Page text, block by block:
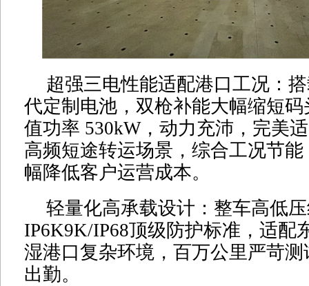
超强三电性能适配港口工况：
代定制电池，双枪补能大幅缩短
值功率 530kW，动力充沛，完美
高频短途转运场景，综合工况节能
幅降低客户运营成本。
轻量化高承载设计：整车高低
IP6K9K/IP68顶级防护标准，适配
湿港口复杂环境，百万公里严苛
出勤。